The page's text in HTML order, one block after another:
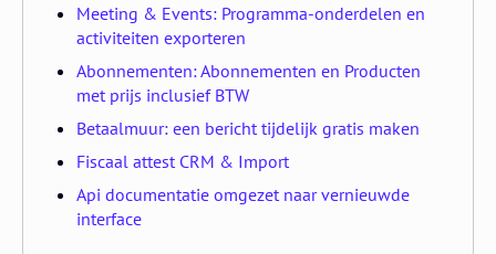
Meeting & Events: Programma-onderdelen en
activiteiten exporteren
Abonnementen: Abonnementen en Producten
met prijs inclusief BTW
Betaalmuur: een bericht tijdelijk gratis maken
Fiscaal attest CRM & Import
Api documentatie omgezet naar vernieuwde
interface